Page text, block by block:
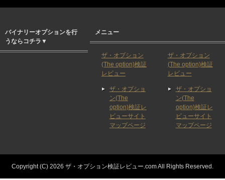
バイナリーオプションを行
うならコチラ▼
メニュー
ザ・オプション
(The option)検証
レビュー
ザ・オプショ
ン(The
option)検証レ
ビューサイト
マップページ
ザ・オプション
(The option)検証
レビュー
ザ・オプショ
ン(The
option)検証レ
ビューサイト
マップページ
Copyright (C) 2026 ザ・オプション検証レビュー.comAll Rights Reserved.